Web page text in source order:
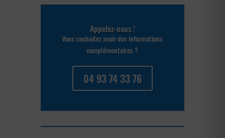
Appelez-nous !
Vous souhaitez avoir des informations
complémentaires ?
04 93 74 33 76